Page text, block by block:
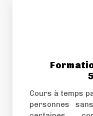
Cours à temps
personnes